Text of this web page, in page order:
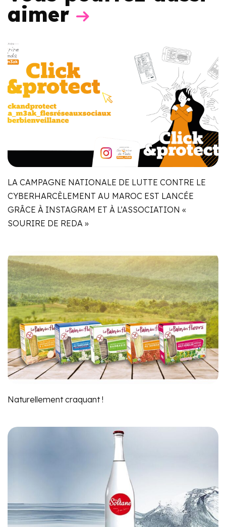
aimer
LA CAMPAGNE NATIONALE DE LUTTE CONTRE LE
CYBERHARCÈLEMENT AU MAROC EST LANCÉE
GRÂCE À INSTAGRAM ET À L’ASSOCIATION «
SOURIRE DE REDA »
Naturellement craquant !